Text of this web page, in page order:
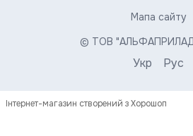
Мапа сайту
© ТОВ "АЛЬФАПРИЛАД
Укр Рус
Інтернет-магазин створений з Хорошоп